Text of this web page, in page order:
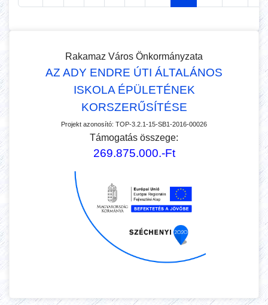
Rakamaz Város Önkormányzata
AZ ADY ENDRE ÚTI ÁLTALÁNOS
ISKOLA ÉPÜLETÉNEK
KORSZERŰSÍTÉSE
Projekt azonosító: TOP-3.2.1-15-SB1-2016-00026
Támogatás összege:
269.875.000.-Ft